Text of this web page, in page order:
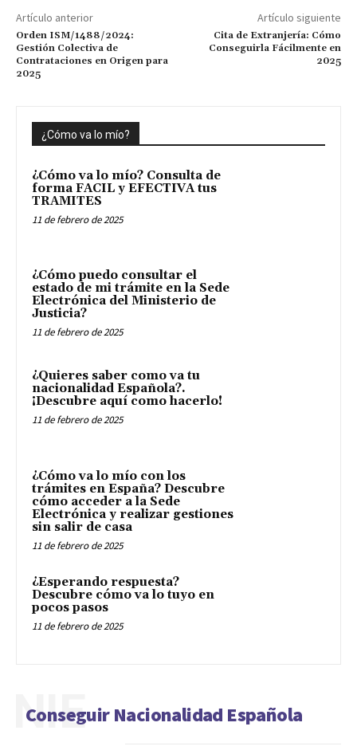
Artículo anterior
Orden ISM/1488/2024:
Gestión Colectiva de
Contrataciones en Origen para
2025
Artículo siguiente
Cita de Extranjería: Cómo
Conseguirla Fácilmente en
2025
¿Cómo va lo mío?
¿Cómo va lo mío? Consulta de
forma FACIL y EFECTIVA tus
TRAMITES
11 de febrero de 2025
¿Cómo puedo consultar el
estado de mi trámite en la Sede
Electrónica del Ministerio de
Justicia?
11 de febrero de 2025
¿Quieres saber como va tu
nacionalidad Española?.
¡Descubre aquí como hacerlo!
11 de febrero de 2025
¿Cómo va lo mío con los
trámites en España? Descubre
cómo acceder a la Sede
Electrónica y realizar gestiones
sin salir de casa
11 de febrero de 2025
¿Esperando respuesta?
Descubre cómo va lo tuyo en
pocos pasos
11 de febrero de 2025
Conseguir Nacionalidad Española
NIE